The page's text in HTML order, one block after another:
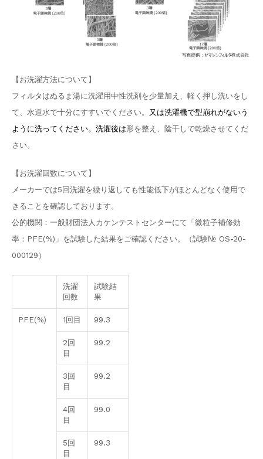
【お洗濯方法について】
フィルタはぬるま湯に洗濯用中性洗剤を少量加え、軽く押し洗いをし
て、水道水で十分にすすいでください。 又は洗濯機で型崩れがないう
ように洗ってください。洗濯後は形を整え、陰干しで乾燥させてくだ
さい。
【お洗濯回数について】
メーカーでは5回洗濯を繰り返しても性能低下がほとんどなく使用で
きることを確認しております。
公的機関：一般財団法人カケンテストセンターにて「微粒子補修効
率：PFE(%)」を試験した結果をご確認ください。（試験№ OS-20-
000129）
洗濯
回数
試験結
果
PFE(%) 1回目 99.3
2回
目
99.2
3回
目
99.2
4回
目
99.0
5回
目
99.3